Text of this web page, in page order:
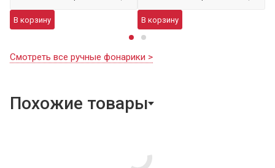
В корзину В корзину
Смотреть все ручные фонарики >
Похожие товары